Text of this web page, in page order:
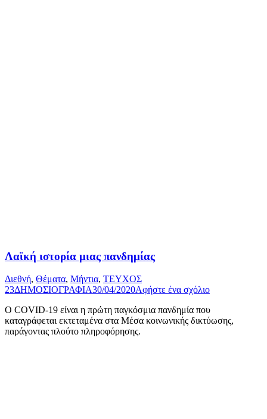
Λαϊκή ιστορία μιας πανδημίας
Διεθνή, Θέματα, Μήντια, ΤΕΥΧΟΣ
23ΔΗΜΟΣΙΟΓΡΑΦΙΑ30/04/2020Αφήστε ένα σχόλιο
Ο COVID-19 είναι η πρώτη παγκόσμια πανδημία που
καταγράφεται εκτεταμένα στα Μέσα κοινωνικής δικτύωσης,
παράγοντας πλούτο πληροφόρησης.